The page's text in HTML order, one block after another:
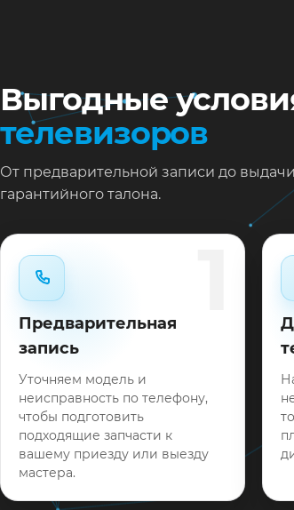
Выгодные
телевизоров
От предварительной записи до
гарантийного талона.
Предварительная
запись
Уточняем модель и
неисправность по телефону,
чтобы подготовить
подходящие запчасти к
вашему приезду или выезду
мастера.